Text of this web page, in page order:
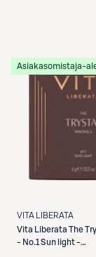
Asiakasomistaja-
VITA LIBERATA
Vita Liberata The
- No.1 Sun light -